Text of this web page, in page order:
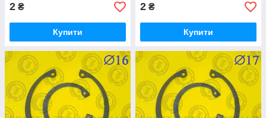
2 ₴
Купити
2 ₴
Купити